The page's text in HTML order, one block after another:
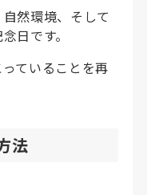
然環境、そして
日です。
ていることを再
法